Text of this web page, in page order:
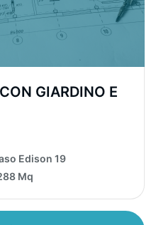
GIARDINO E
Edison 19
Mq